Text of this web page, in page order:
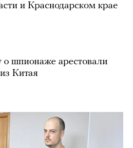
и Краснодарском крае
шпионаже арестовали
Китая